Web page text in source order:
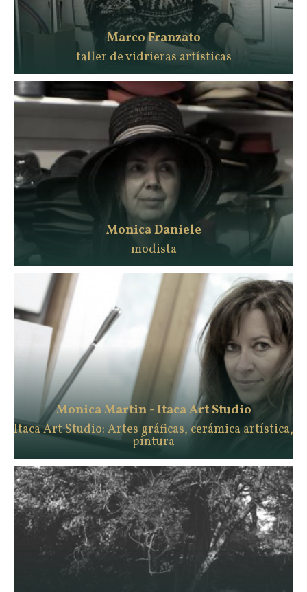
Marco Franzato
taller de vidrieras artísticas
Monica Daniele
modista
Monica Martin - Itaca Art Studio
Itaca Art Studio: Artes gráficas, cerámica artística,
pintura